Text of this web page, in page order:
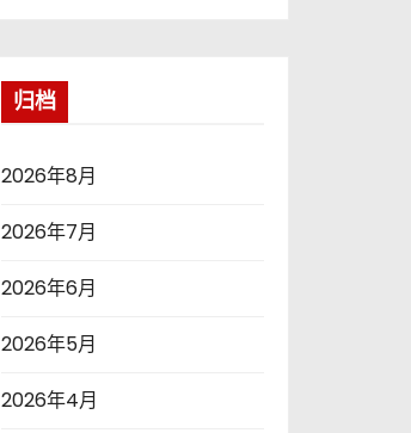
归档
2026年8月
2026年7月
2026年6月
2026年5月
2026年4月